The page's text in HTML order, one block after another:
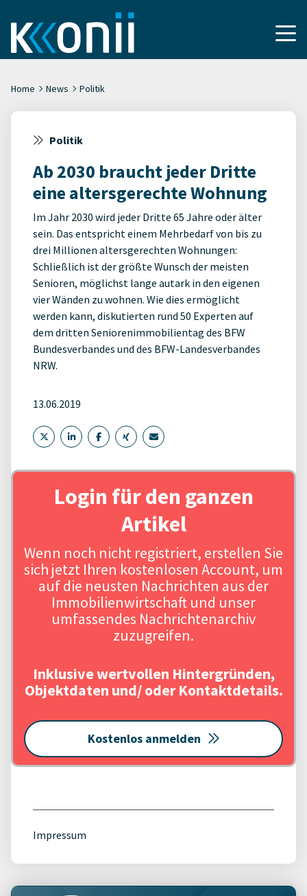
Home News Politik
Politik
Ab 2030 braucht jeder Dritte
eine altersgerechte Wohnung
Im Jahr 2030 wird jeder Dritte 65 Jahre oder älter
sein. Das entspricht einem Mehrbedarf von bis zu
drei Millionen altersgerechten Wohnungen:
Schließlich ist der größte Wunsch der meisten
Senioren, möglichst lange autark in den eigenen
vier Wänden zu wohnen. Wie dies ermöglicht
werden kann, diskutierten rund 50 Experten auf
dem dritten Seniorenimmobilientag des BFW
Bundesverbandes und des BFW-Landesverbandes
NRW.
13.06.2019
Login für den ganzen
Artikel
Wenn noch nicht registriert, erstellen Sie
sich jetzt Ihren kostenlosen Account, um
auf die neusten Nachrichten aus der
Immobilienwirtschaft und unser
umfassendes Nachrichtenarchiv
zuzugreifen.
Inklusive wertvollen Hintergründen,
Objektdaten und/ oder Kontaktdetails.
Kostenlos anmelden
Impressum